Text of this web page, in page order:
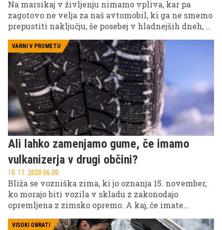
Na marsikaj v življenju nimamo vpliva, kar pa
zagotovo ne velja za naš avtomobil, ki ga ne smemo
prepustiti naključju, še posebej v hladnejših dneh, ki
kako ga lahko kar najbolje pripravite na zimske
razmere.
VARNI V PROMETU
Ali lahko zamenjamo gume, če imamo
vulkanizerja v drugi občini?
10. 11. 2020 06.00
Bliža se vozniška zima, ki jo oznanja 15. november,
ko morajo biti vozila v skladu z zakonodajo
opremljena z zimsko opremo. A kaj, če imate
občinskim meja za obisk le-tega in opravljanjem
VISOKI OBRATI